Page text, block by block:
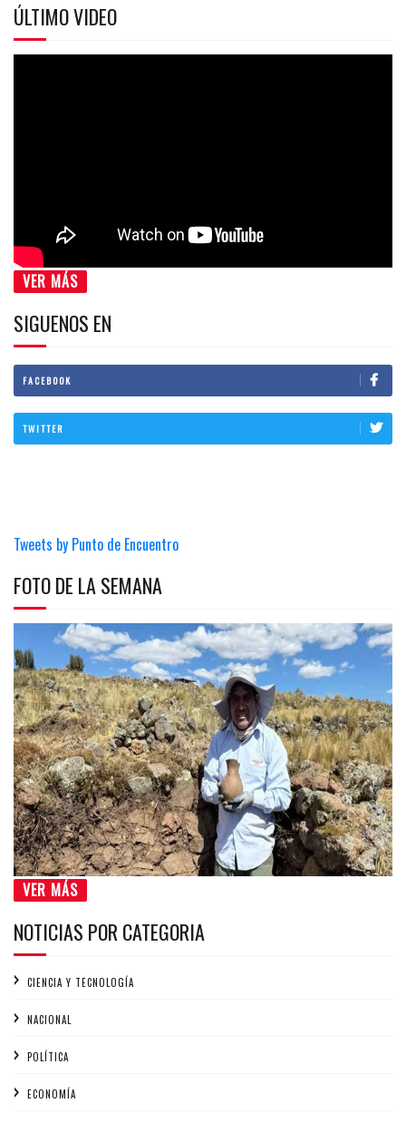
ÚLTIMO VIDEO
VER MÁS
SIGUENOS EN
FACEBOOK
TWITTER
Tweets by Punto de Encuentro
FOTO DE LA SEMANA
VER MÁS
NOTICIAS POR CATEGORIA
CIENCIA Y TECNOLOGÍA
NACIONAL
POLÍTICA
ECONOMÍA